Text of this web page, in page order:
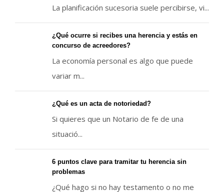
La planificación sucesoria suele percibirse, vi...
¿Qué ocurre si recibes una herencia y estás en
concurso de acreedores?
La economía personal es algo que puede
variar m...
¿Qué es un acta de notoriedad?
Si quieres que un Notario de fe de una
situació...
6 puntos clave para tramitar tu herencia sin
problemas
¿Qué hago si no hay testamento o no me